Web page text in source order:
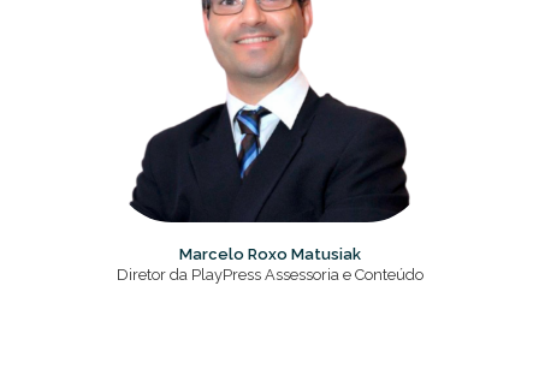
Marcelo Roxo Matusiak
Diretor da PlayPress Assessoria e Conteúdo